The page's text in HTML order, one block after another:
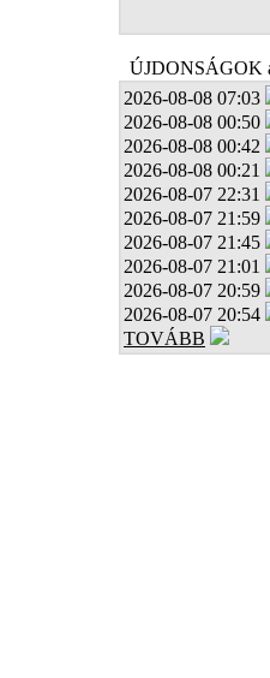
ÚJDONSÁGOK
2026-08-08 07:03
2026-08-08 00:50
2026-08-08 00:42
2026-08-08 00:21
2026-08-07 22:31
2026-08-07 21:59
2026-08-07 21:45
2026-08-07 21:01
2026-08-07 20:59
2026-08-07 20:54
TOVÁBB